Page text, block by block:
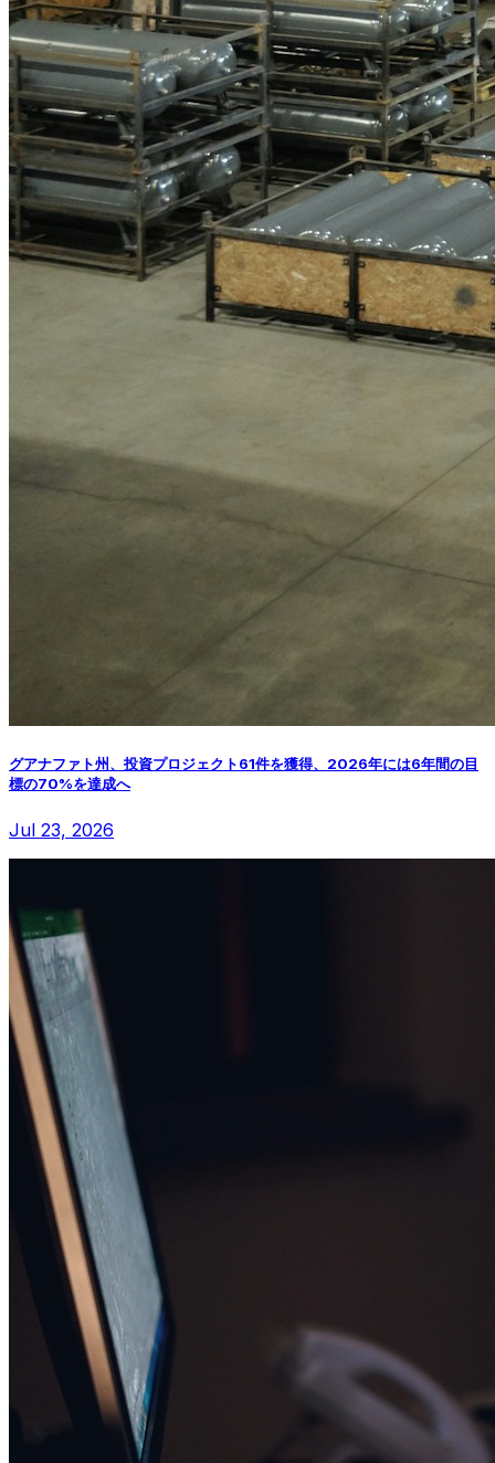
グアナファト州、投資プロジェクト61件を獲得、2026年には6年間の目
標の70%を達成へ
Jul 23, 2026